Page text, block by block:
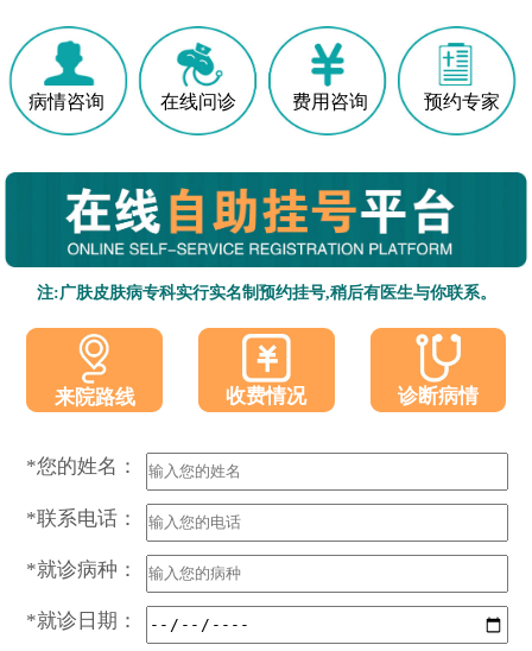
病情咨询 在线问诊 费用咨询 预约专家
注:广肤皮肤病专科实行实名制预约挂号,稍后有医生与你联系。
来院路线 收费情况 诊断病情
*您的姓名：
*联系电话：
*就诊病种：
*就诊日期：